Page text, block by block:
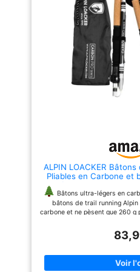
ALPIN LOACKER
Pliables en Carbone et
Bâtons de Trekking
l'outdoor et Les Sports
Bâtons ultra-légers en
bâtons de trail running
carbone et ne pèsent que 260 g
de plein air qui misent sur un
pour une utilisation facile : ces
transport dans un sac à dos
sur les sentiers.
Bâtons